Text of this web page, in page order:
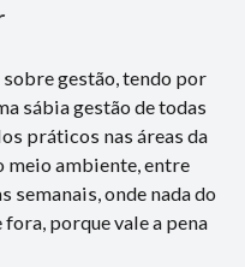
gestão, tendo por
sábia gestão de todas
práticos nas áreas da
meio ambiente, entre
semanais, onde nada do
porque vale a pena